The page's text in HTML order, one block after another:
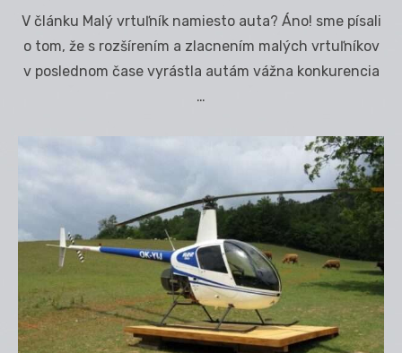
V článku Malý vrtuľník namiesto auta? Áno! sme písali
o tom, že s rozšírením a zlacnením malých vrtuľníkov
v poslednom čase vyrástla autám vážna konkurencia
…